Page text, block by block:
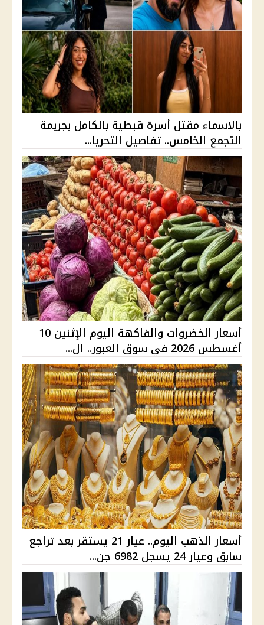
بالاسماء مقتل أسرة قبطية بالكامل بجريمة
التجمع الخامس.. تفاصيل التحريا...
أسعار الخضروات والفاكهة اليوم الإثنين 10
أغسطس 2026 في سوق العبور.. ال...
أسعار الذهب اليوم.. عيار 21 يستقر بعد تراجع
سابق وعيار 24 يسجل 6982 جن...